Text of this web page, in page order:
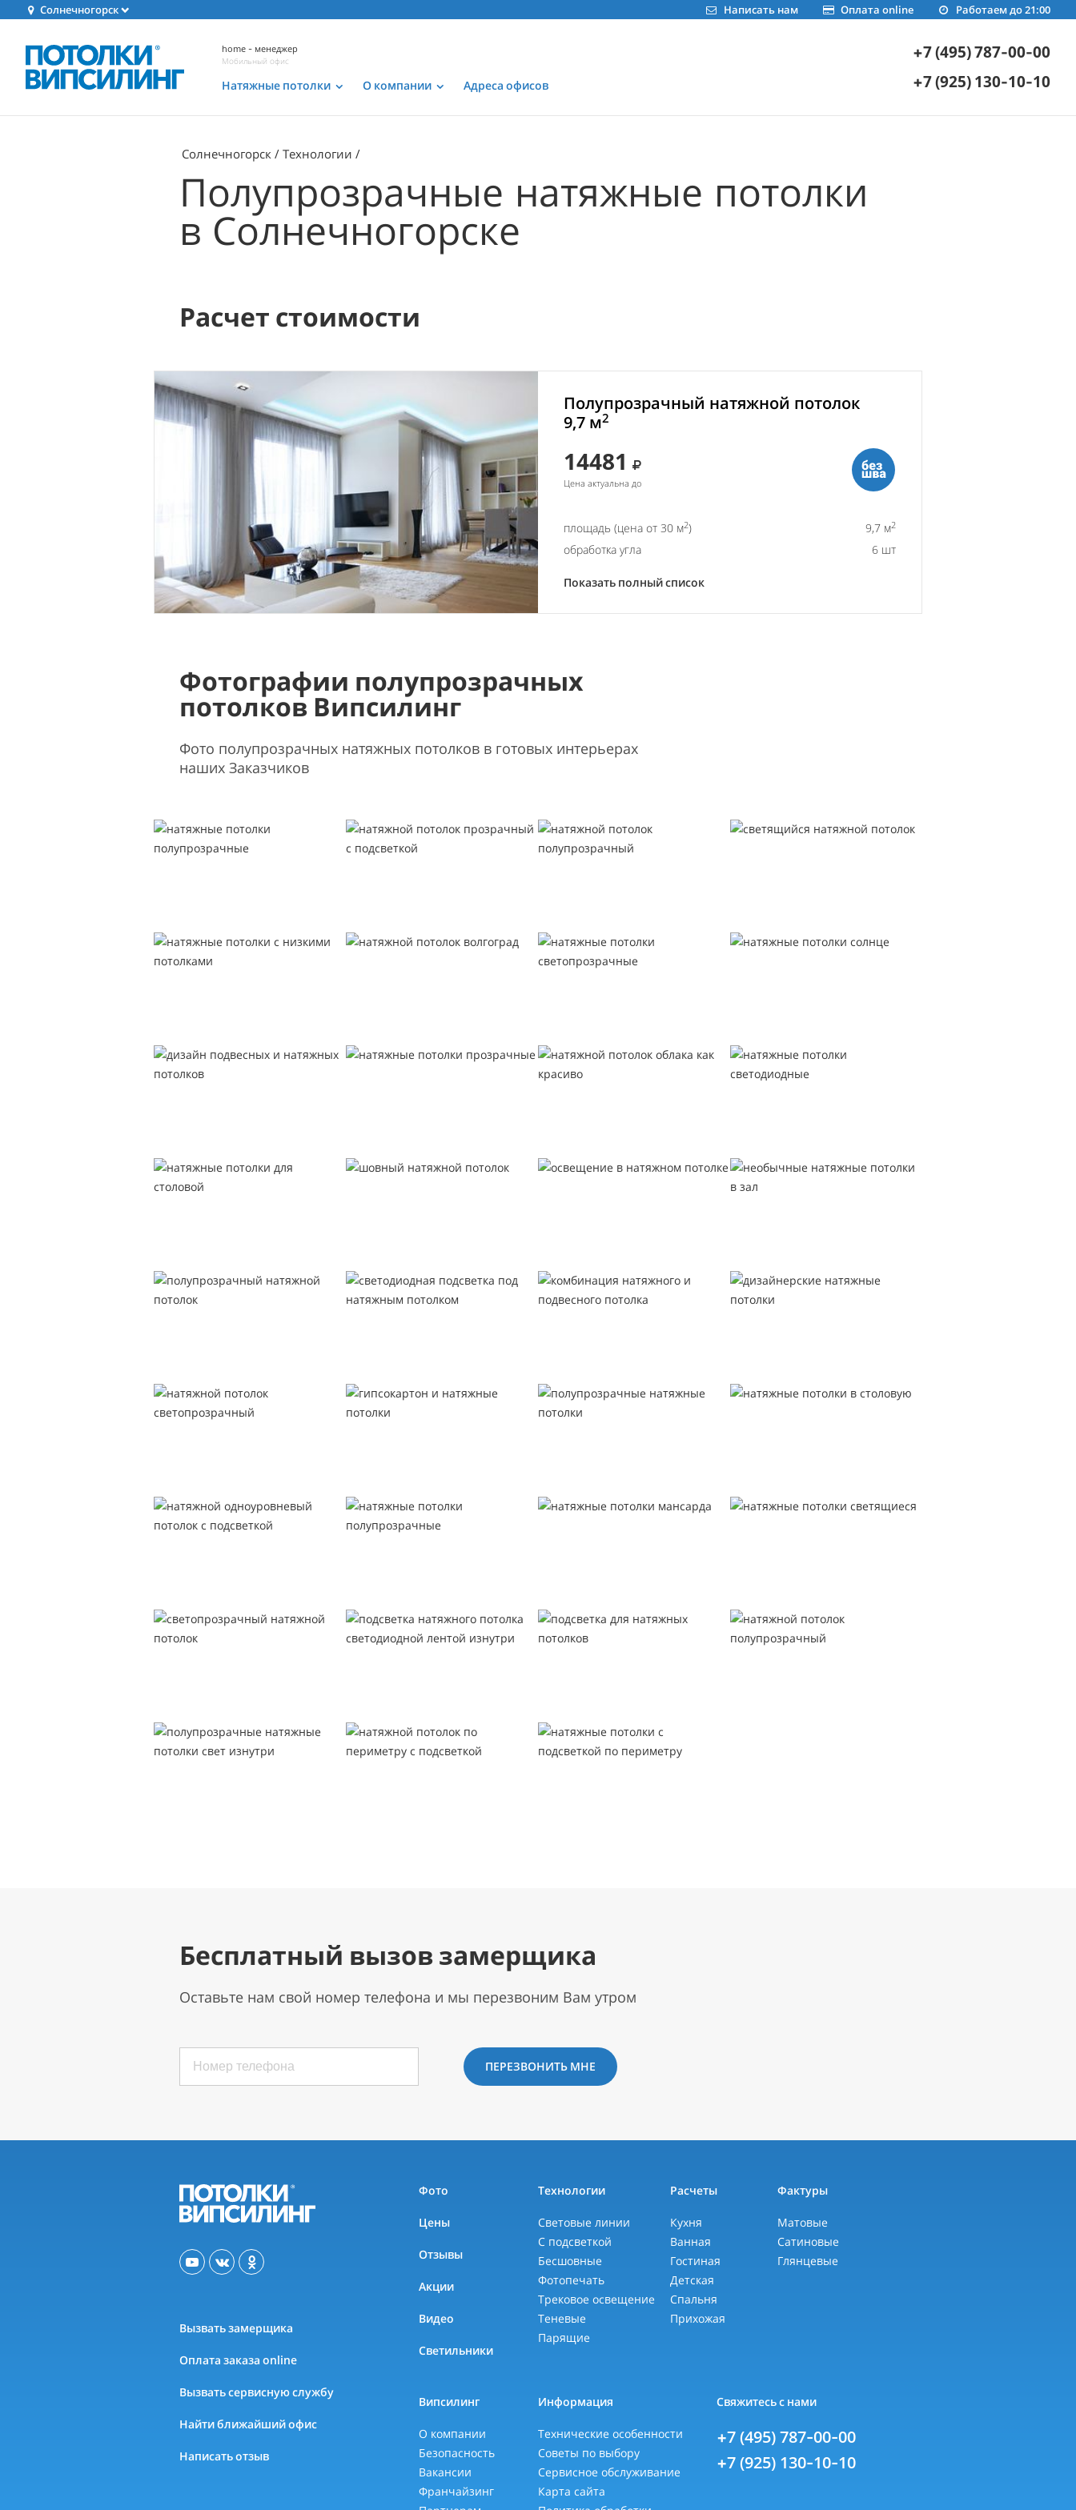
Солнечногорск Работаем до 21:00
Оплата online
Написать нам
home - менеджер
Мобильный офис
Натяжные потолки О компании Адреса офисов
+7 (495) 787-00-00
+7 (925) 130-10-10
Солнечногорск Технологии
Полупрозрачные натяжные потолки
в Солнечногорске
Расчет стоимости
Полупрозрачный натяжной потолок
9,7 м2
14481
Цена актуальна до
площадь (цена от 30 м2) 9,7 м2
обработка угла 6 шт
Показать полный список
Фотографии полупрозрачных
потолков Випсилинг
Фото полупрозрачных натяжных потолков в готовых интерьерах
наших Заказчиков
Бесплатный вызов замерщика
Оставьте нам свой номер телефона и мы перезвоним Вам утром
ПЕРЕЗВОНИТЬ МНЕ
Вызвать замерщика
Оплата заказа online
Вызвать сервисную службу
Найти ближайший офис
Написать отзыв
Фото
Цены
Отзывы
Акции
Видео
Светильники
Технологии
Световые линии
С подсветкой
Бесшовные
Фотопечать
Трековое освещение
Теневые
Парящие
Расчеты
Кухня
Ванная
Гостиная
Детская
Спальня
Прихожая
Фактуры
Матовые
Сатиновые
Глянцевые
Випсилинг
О компании
Безопасность
Вакансии
Франчайзинг
Информация
Технические особенности
Советы по выбору
Сервисное обслуживание
Карта сайта
Свяжитесь с нами
+7 (495) 787-00-00
+7 (925) 130-10-10